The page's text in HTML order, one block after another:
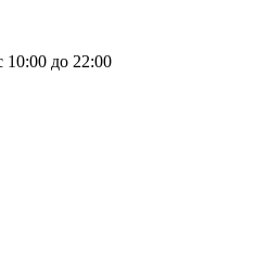
10:00 до 22:00